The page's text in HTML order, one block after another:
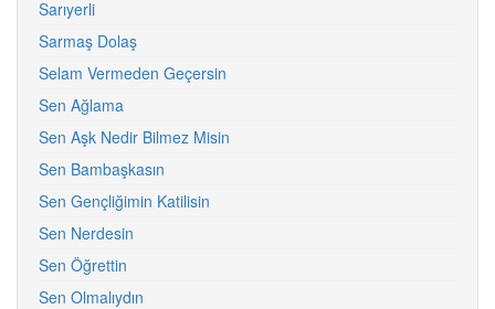
Sarıyerli
Sarmaş Dolaş
Selam Vermeden Geçersin
Sen Ağlama
Sen Aşk Nedir Bilmez Misin
Sen Bambaşkasın
Sen Gençliğimin Katilisin
Sen Nerdesin
Sen Öğrettin
Sen Olmalıydın